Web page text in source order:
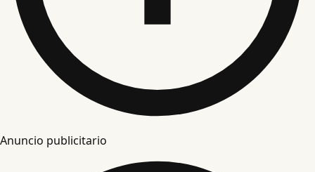
Anuncio publicitario